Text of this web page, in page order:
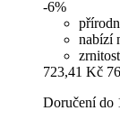
-6%
nabízí
723,41 Kč
Doručení do